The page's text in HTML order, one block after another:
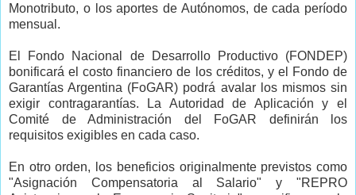
Monotributo, o los aportes de Autónomos, de cada período
mensual.
El Fondo Nacional de Desarrollo Productivo (FONDEP)
bonificará el costo financiero de los créditos, y el Fondo de
Garantías Argentina (FoGAR) podrá avalar los mismos sin
exigir contragarantías. La Autoridad de Aplicación y el
Comité de Administración del FoGAR definirán los
requisitos exigibles en cada caso.
En otro orden, los beneficios originalmente previstos como
"Asignación Compensatoria al Salario" y "REPRO